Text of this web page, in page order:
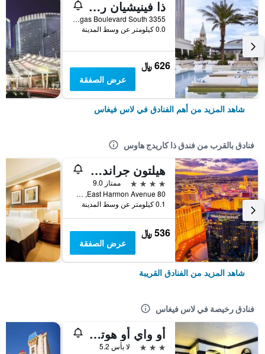
ذا فينيشيان ريزورت لاس فيجاس
3355 Las Vegas Boulevard South, لاس فيغاس, NV, الولايات المتحدة الأميريكية
0.0 كيلومتر عن وسط المدينة
626 ﷼
عرض الصفقة
شاهد المزيد من أهم الفنادق في لاس فيغاس
فنادق بالقرب من فندق ذا كاريدج هاوس
هيلتون جراند فاكيشنز كلوب إلارا سنتر ستريب لاس فيجاس
4 نجوم
ممتاز 9.0
80 East Harmon Avenue, لاس فيغاس, NV, الولايات المتحدة الأميريكية
0.1 كيلومتر عن وسط المدينة
536 ﷼
عرض الصفقة
شاهد المزيد من الفنادق القريبة
فنادق رخيصة في لاس فيغاس
أو واي أو هوتل آند كازينو لاس فيجاس
3 نجوم
لا بأس 5.2